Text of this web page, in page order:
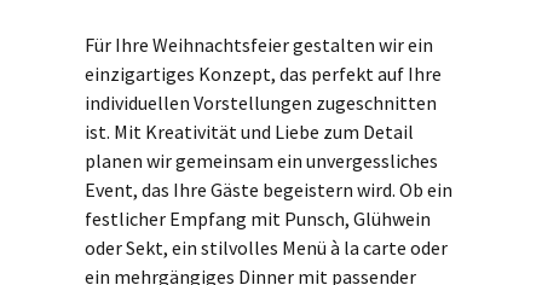
Für Ihre Weihnachtsfeier gestalten wir ein
einzigartiges Konzept, das perfekt auf Ihre
individuellen Vorstellungen zugeschnitten
ist. Mit Kreativität und Liebe zum Detail
planen wir gemeinsam ein unvergessliches
Event, das Ihre Gäste begeistern wird. Ob ein
festlicher Empfang mit Punsch, Glühwein
oder Sekt, ein stilvolles Menü à la carte oder
ein mehrgängiges Dinner mit passender